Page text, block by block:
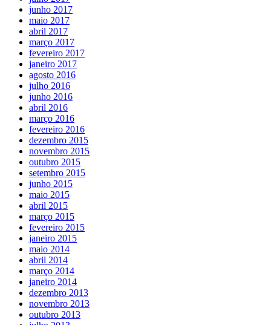
junho 2017
maio 2017
abril 2017
março 2017
fevereiro 2017
janeiro 2017
agosto 2016
julho 2016
junho 2016
abril 2016
março 2016
fevereiro 2016
dezembro 2015
novembro 2015
outubro 2015
setembro 2015
junho 2015
maio 2015
abril 2015
março 2015
fevereiro 2015
janeiro 2015
maio 2014
abril 2014
março 2014
janeiro 2014
dezembro 2013
novembro 2013
outubro 2013